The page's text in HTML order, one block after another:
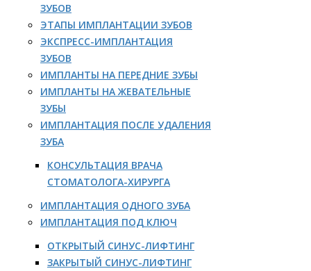
ЗУБОВ
ЭТАПЫ ИМПЛАНТАЦИИ ЗУБОВ
ЭКСПРЕСС-ИМПЛАНТАЦИЯ
ЗУБОВ
ИМПЛАНТЫ НА ПЕРЕДНИЕ ЗУБЫ
ИМПЛАНТЫ НА ЖЕВАТЕЛЬНЫЕ
ЗУБЫ
ИМПЛАНТАЦИЯ ПОСЛЕ УДАЛЕНИЯ
ЗУБА
КОНСУЛЬТАЦИЯ ВРАЧА
СТОМАТОЛОГА-ХИРУРГА
ИМПЛАНТАЦИЯ ОДНОГО ЗУБА
ИМПЛАНТАЦИЯ ПОД КЛЮЧ
ОТКРЫТЫЙ СИНУС-ЛИФТИНГ
ЗАКРЫТЫЙ СИНУС-ЛИФТИНГ